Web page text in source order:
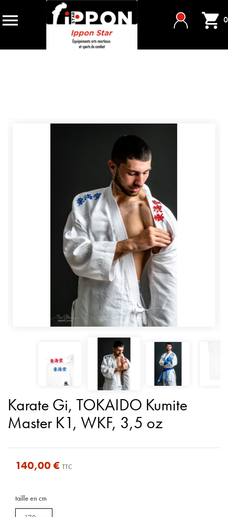
  0
Karate Gi, TOKAIDO Kumite
Master K1, WKF, 3,5 oz
140,00 € TTC
taille en cm